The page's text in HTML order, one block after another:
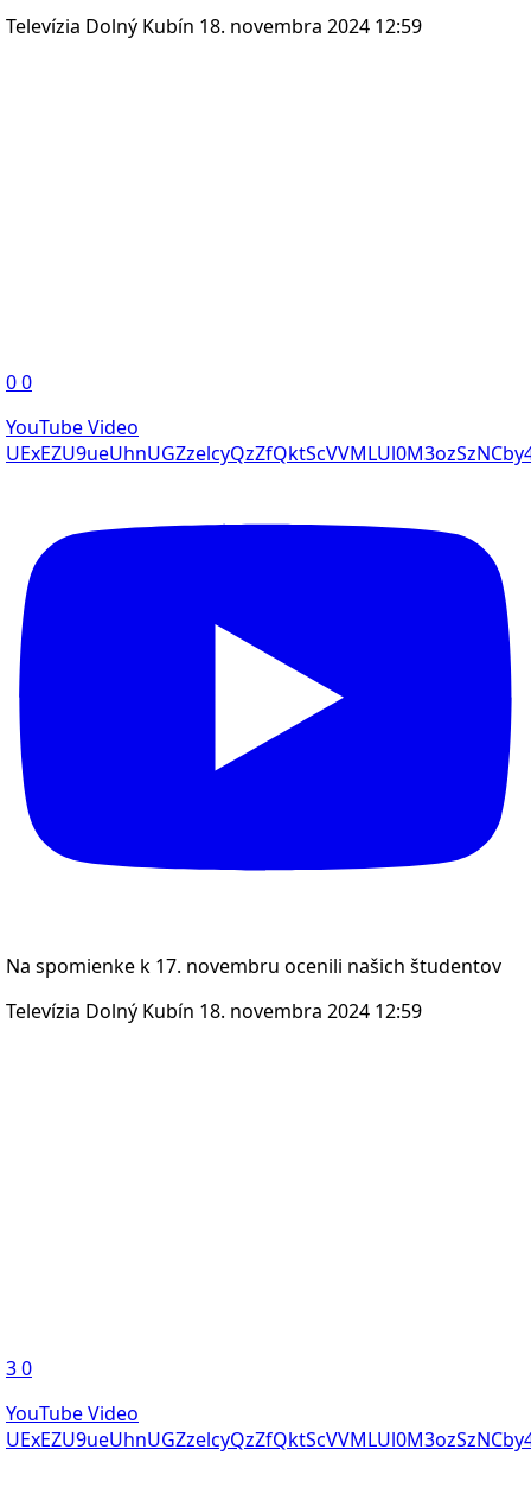
Televízia Dolný Kubín 18. novembra 2024 12:59
00
YouTube Video
Na spomienke k 17. novembru ocenili našich študentov
Televízia Dolný Kubín 18. novembra 2024 12:59
30
YouTube Video